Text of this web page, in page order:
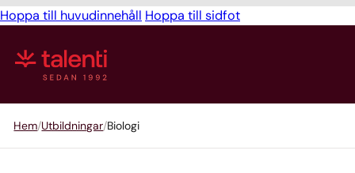
Hoppa till huvudinnehåll Hoppa till sidfot
Hem Utbildningar Biologi